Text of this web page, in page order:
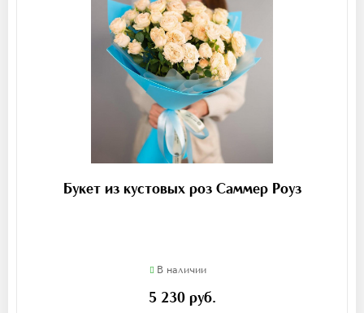
Букет из кустовых роз Саммер Роуз
В наличии
5 230 руб.